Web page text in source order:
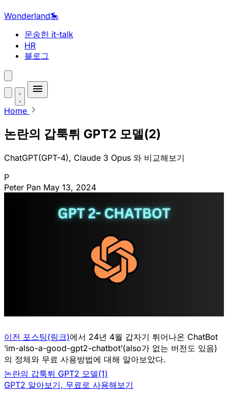
Wonderland🎠
문송한 it-talk
HR
블로그
Home
논란의 갑툭튀 GPT2 모델(2)
ChatGPT(GPT-4), Claude 3 Opus 와 비교해보기
P
Peter Pan May 13, 2024
이전 포스팅(링크)에서 24년 4월 갑자기 튀어나온 ChatBot
‘im-also-a-good-gpt2-chatbot’(also가 없는 버전도 있음)
의 정체와 무료 사용방법에 대해 알아보았다.
논란의 갑툭튀 GPT2 모델(1)
GPT2 알아보기, 무료로 사용해보기